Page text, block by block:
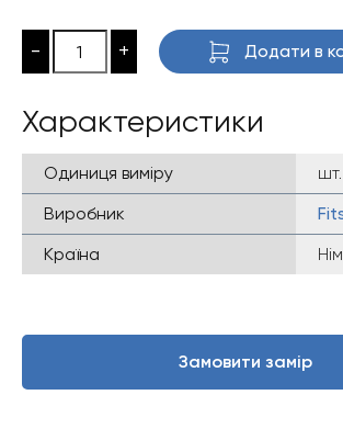
- + Додати в
Характеристики
Одиниця виміру
шт.
Виробник
Країна
Замовити замір